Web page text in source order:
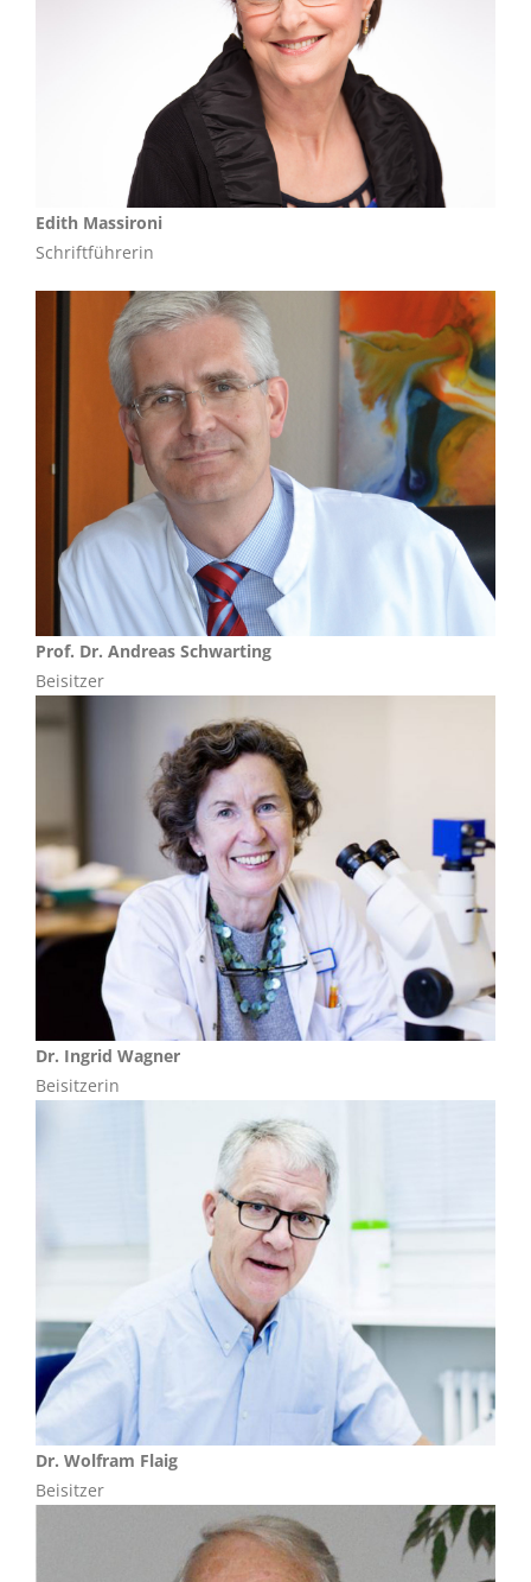
Edith Massironi
Schriftführerin
Prof. Dr. Andreas Schwarting
Beisitzer
Dr. Ingrid Wagner
Beisitzerin
Dr. Wolfram Flaig
Beisitzer